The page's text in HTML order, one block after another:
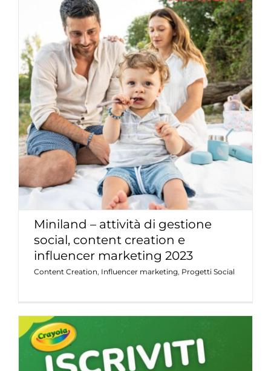
Miniland – attività di gestione social,
content creation e influencer
marketing 2023
Content Creation Influencer marketing
Progetti
Social
Miniland – attività di gestione
social, content creation e
influencer marketing 2023
Content Creation, Influencer marketing, Progetti Social